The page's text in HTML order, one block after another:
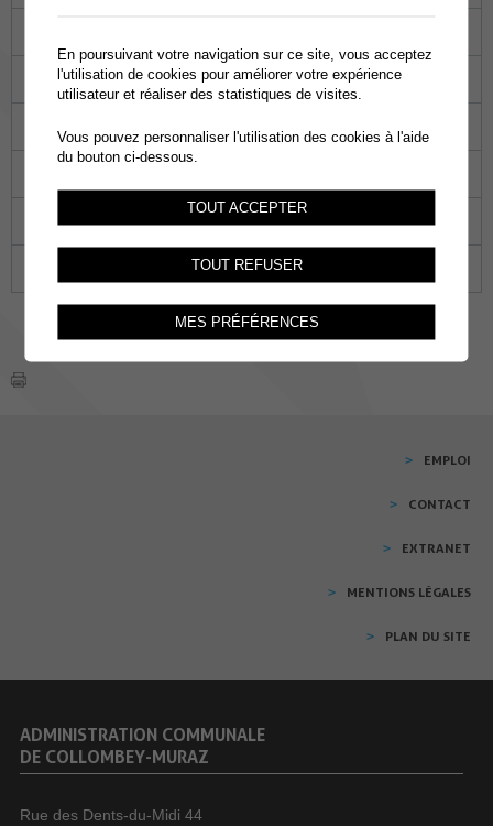
04 05 06 07 08
25 26 27 28 29
03
EMPLOI
CONTACT
EXTRANET
MENTIONS LÉGALES
PLAN DU SITE
ADMINISTRATION COMMUNALE
DE COLLOMBEY-MURAZ
Rue des Dents-du-Midi 44
En poursuivant votre navigation sur ce site, vous acceptez
l'utilisation de cookies pour améliorer votre expérience
utilisateur et réaliser des statistiques de visites.
Vous pouvez personnaliser l'utilisation des cookies à l'aide
du bouton ci-dessous.
TOUT ACCEPTER
TOUT REFUSER
MES PRÉFÉRENCES